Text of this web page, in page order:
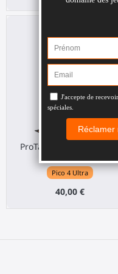
ProTas Joystick für Pico 4
Pico 4 Ultra
40,00 €